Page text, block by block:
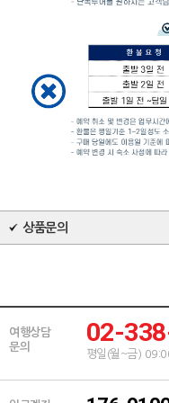
상품문의
여행상담
문의
02-
평일(월~금)